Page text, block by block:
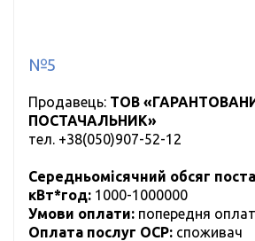
№5
Продавець: ТОВ
ПОСТАЧАЛЬНИК»
тел. +38(050)907-52-12
Середньомісячний обсяг
кВт*год: 1000-1000000
Умови оплати: попередня
Оплата послуг ОСР: cпоживач